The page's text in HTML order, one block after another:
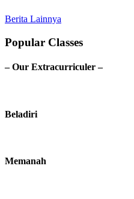
Berita Lainnya
Popular Classes
– Our Extracurriculer –
Beladiri
Memanah